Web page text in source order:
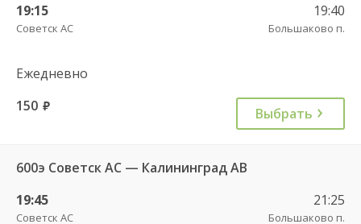
19:15
Советск АС
19:40
Большаково п.
Ежедневно
150 руб. Выбрать
600э Советск АС — Калининград АВ
19:45
Советск АС
21:25
Большаково п.